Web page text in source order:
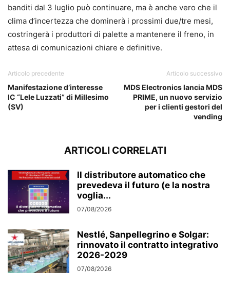
banditi dal 3 luglio può continuare, ma è anche vero che il
clima d’incertezza che dominerà i prossimi due/tre mesi,
costringerà i produttori di palette a mantenere il freno, in
attesa di comunicazioni chiare e definitive.
Articolo precedente
Manifestazione d’interesse
IC “Lele Luzzati” di Millesimo
(SV)
Articolo successivo
MDS Electronics lancia MDS
PRIME, un nuovo servizio
per i clienti gestori del
vending
ARTICOLI CORRELATI
Il distributore automatico che
prevedeva il futuro (e la nostra
voglia...
07/08/2026
Nestlé, Sanpellegrino e Solgar:
rinnovato il contratto integrativo
2026-2029
07/08/2026